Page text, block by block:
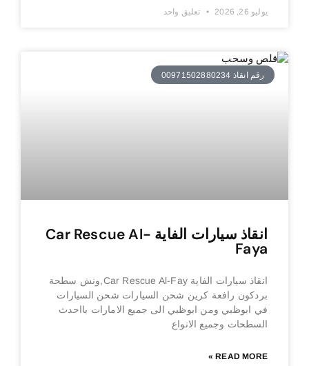
يوليو 26, 2026 تعليق واحد
رقم انقاذ 00971502880234
انقاذ سيارات الفاية Car Rescue Al-
Faya
انقاذ سيارات الفاية Car Rescue Al-Fay,ونش سطحة
بردكون رافعة كرين شحن السيارات شحن السيارات
في ابوظبي ومن ابوظبي الى جميع الامارات بااحدث
السطحات وجميع الانواع
READ MORE »